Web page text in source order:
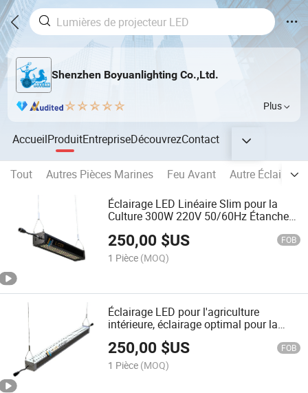
Shenzhen Boyuanlighting Co.,Ltd.
Plus
AccueilProduitEntrepriseDécouvrezContact
Tout Autres Pièces Marines Feu Avant
Autre Éclairage
Éclairage LED Linéaire Slim pour la
Culture 300W 220V 50/60Hz Étanche
Serre Commerciale Éclairage Horticole
250,00 $US FOB
1 Pièce (MOQ)
Éclairage LED pour l'agriculture
intérieure, éclairage optimal pour la
croissance, éclairages extérieurs 630W
100-305VAC 50/60Hz 1-10V Dimming
IP65 projecteur
250,00 $US FOB
1 Pièce (MOQ)